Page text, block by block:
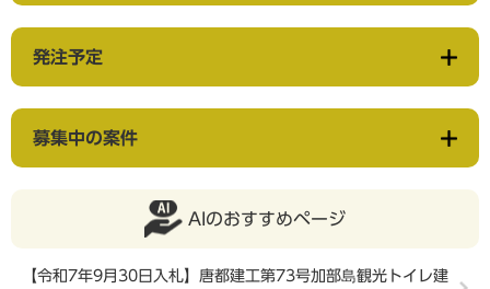
発注予定
募集中の案件
AIのおすすめページ
【令和7年9月30日入札】唐都建工第73号加部島観光トイレ建